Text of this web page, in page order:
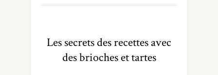
Les secrets des recettes avec
des brioches et tartes